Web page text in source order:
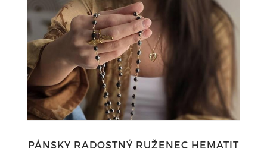
PÁNSKY RADOSTNÝ RUŽENEC HEMATIT